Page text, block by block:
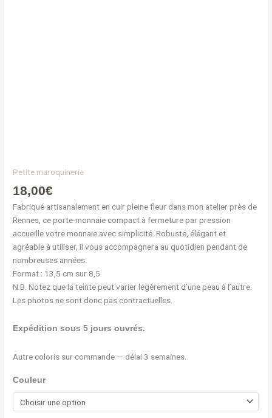
Petite maroquinerie
18,00€
Fabriqué artisanalement en cuir pleine fleur dans mon atelier près de
Rennes, ce porte-monnaie compact à fermeture par pression
accueille votre monnaie avec simplicité. Robuste, élégant et
agréable à utiliser, il vous accompagnera au quotidien pendant de
nombreuses années.
Format : 13,5 cm sur 8,5
N.B. Notez que la teinte peut varier légèrement d’une peau à l’autre.
Les photos ne sont donc pas contractuelles.
Expédition sous 5 jours ouvrés.
Autre coloris sur commande — délai 3 semaines.
Couleur